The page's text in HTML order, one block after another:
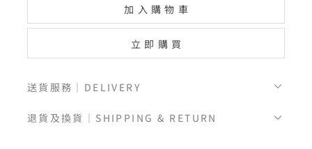
加入購物車
立即購買
送貨服務｜DELIVERY
退貨及換貨｜SHIPPING & RETURN